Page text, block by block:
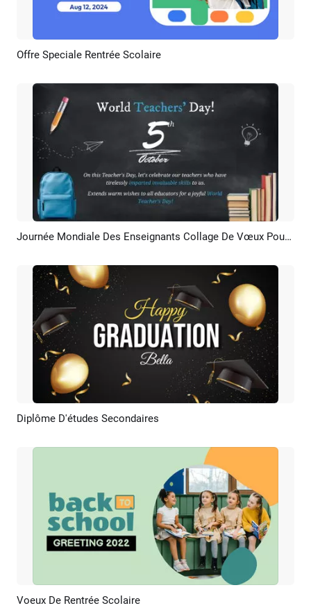
Aperçu
Offre Speciale Rentrée Scolaire
Aperçu Créer IA Journée Mondiale Des Enseignants Collage De Vœux Pour L'école Sur Tableau Noir Diaporama
Aperçu
Diplôme D'études Secondaires
Aperçu
Voeux De Rentrée Scolaire